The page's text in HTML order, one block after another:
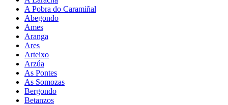
A Pobra do Caramiñal
Abegondo
Ames
Aranga
Ares
Arteixo
Arzúa
As Pontes
As Somozas
Bergondo
Betanzos